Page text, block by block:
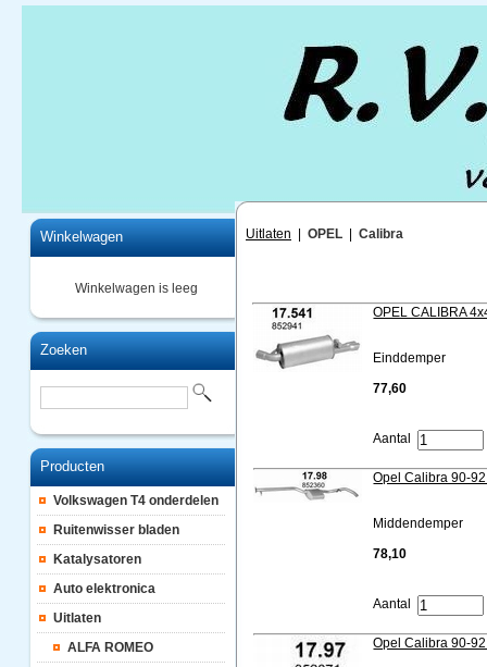
Winkelwagen
Winkelwagen is leeg
Zoeken
Producten
Volkswagen T4 onderdelen
Ruitenwisser bladen
Katalysatoren
Auto elektronica
Uitlaten
ALFA ROMEO
Uitlaten OPEL Calibra
OPEL CALIBRA
Einddemper
77,60
Aantal
Opel Calibra 90-
Middendemper
78,10
Aantal
Opel Calibra 90-